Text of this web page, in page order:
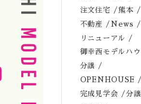
注文住宅 熊本
不動産 News
リニューアル
御幸西モデルハウ
分譲
OPENHOUSE
完成見学会 分